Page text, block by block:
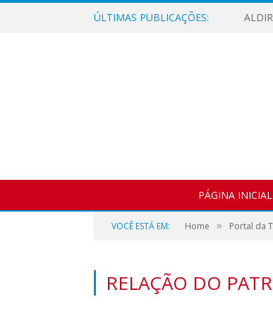
ÚLTIMAS PUBLICAÇÕES:
PÁGINA INICIAL
VOCÊ ESTÁ EM: Home » Portal da
RELAÇÃO DO